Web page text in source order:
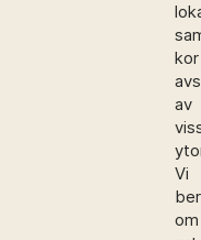
av
Vi
ber
om